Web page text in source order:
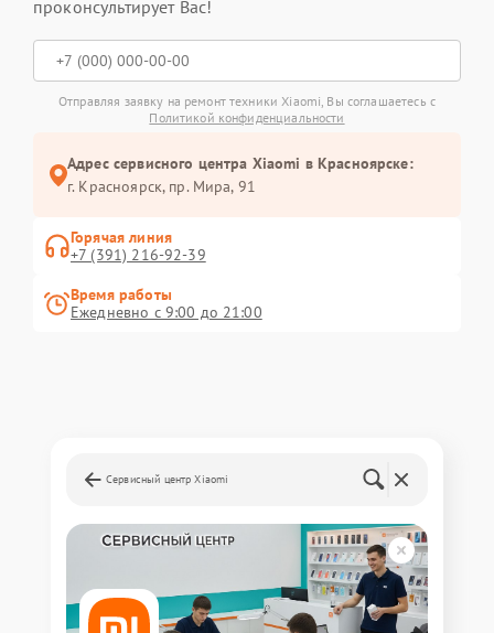
проконсультирует Вас!
Отправляя заявку на ремонт техники Xiaomi, Вы соглашаетесь с
Политикой конфиденциальности
Адрес сервисного центра Xiaomi в Красноярске:
г. Красноярск, ​пр. Мира, 91
Горячая линия
+7 (391) 216-92-39
Время работы
Ежедневно с 9:00 до 21:00
Сервисный центр Xiaomi